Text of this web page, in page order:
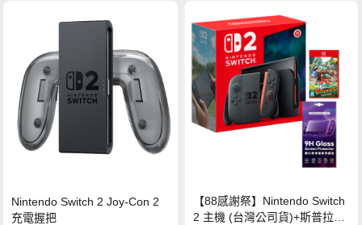
Nintendo Switch 2 Joy-Con 2
充電握把
【88感謝祭】Nintendo Switch
2 主機 (台灣公司貨)+斯普拉遁